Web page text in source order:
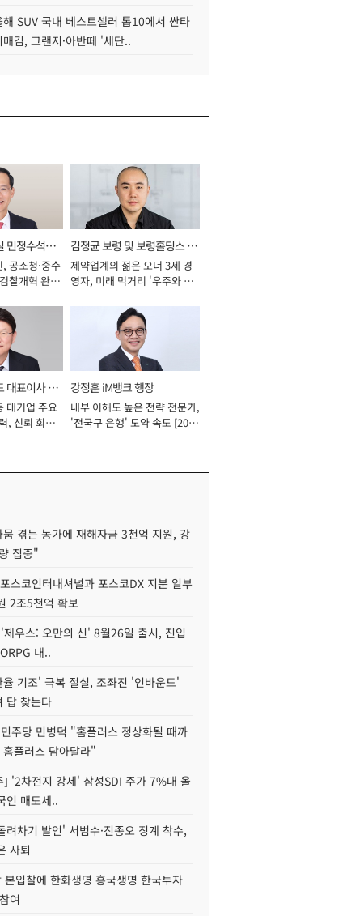
SUV 국내 베스트셀러 톱10에서 싼타
김, 그랜저·아반떼 '세단..
민정수석비
공소청·중수
찰개혁 완수
김정균 보령 및 보령홀딩스 대
표이사 사장
제약업계의 젊은 오너 3세 경
영자, 미래 먹거리 '우주와 헬
대표이사 사
대기업 주요
, 신뢰 회복
강정훈 iM뱅크 행장
내부 이해도 높은 전략 전문가,
'전국구 은행' 도약 속도 [2026
겪는 농가에 재해자금 3천억 지원, 강
집중"
스코인터내셔널과 포스코DX 지분 일부
2조5천억 확보
우스: 오만의 신' 8월26일 출시, 진입
내..
기조' 극복 절실, 조좌진 '인바운드'
답 찾는다
주당 민병덕 "홈플러스 정상화될 때까
플러스 담아달라"
] '2차전지 강세' 삼성SDI 주가 7%대 올
인 매도세..
려차기 발언' 서범수·진종오 징계 착수,
사퇴
본입찰에 한화생명 흥국생명 한국투자
여